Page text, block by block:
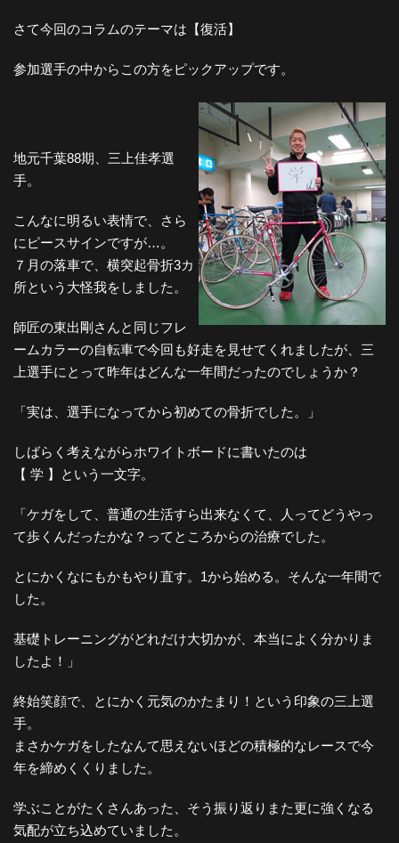
さて今回のコラムのテーマは【復活】
参加選手の中からこの方をピックアップです。
地元千葉88期、三上佳孝選
手。
こんなに明るい表情で、さら
にピースサインですが…。
７月の落車で、横突起骨折3カ
所という大怪我をしました。
師匠の東出剛さんと同じフレ
ームカラーの自転車で今回も好走を見せてくれましたが、三
上選手にとって昨年はどんな一年間だったのでしょうか？
「実は、選手になってから初めての骨折でした。」
しばらく考えながらホワイトボードに書いたのは
【 学 】という一文字。
「ケガをして、普通の生活すら出来なくて、人ってどうやっ
て歩くんだったかな？ってところからの治療でした。
とにかくなにもかもやり直す。1から始める。そんな一年間で
した。
基礎トレーニングがどれだけ大切かが、本当によく分かりま
したよ！」
終始笑顔で、とにかく元気のかたまり！という印象の三上選
手。
まさかケガをしたなんて思えないほどの積極的なレースで今
年を締めくくりました。
学ぶことがたくさんあった、そう振り返りまた更に強くなる
気配が立ち込めていました。